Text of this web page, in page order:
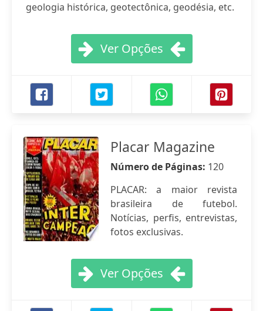
geologia histórica, geotectônica, geodésia, etc.
Ver Opções
Placar Magazine
Número de Páginas: 120
PLACAR: a maior revista
brasileira de futebol.
Notícias, perfis, entrevistas,
fotos exclusivas.
Ver Opções